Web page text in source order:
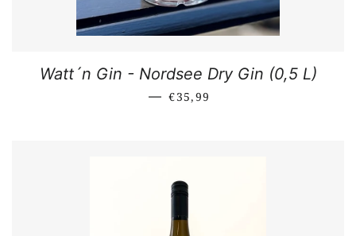
Watt´n Gin - Nordsee Dry Gin (0,5 L)
— NORMALER PREIS
€35,99